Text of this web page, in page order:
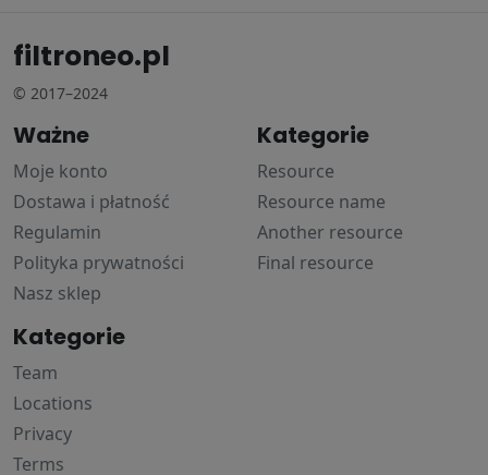
filtroneo.pl
© 2017–2024
Ważne
Moje konto
Dostawa i płatność
Regulamin
Polityka prywatności
Nasz sklep
Kategorie
Resource
Resource name
Another resource
Final resource
Kategorie
Team
Locations
Privacy
Terms